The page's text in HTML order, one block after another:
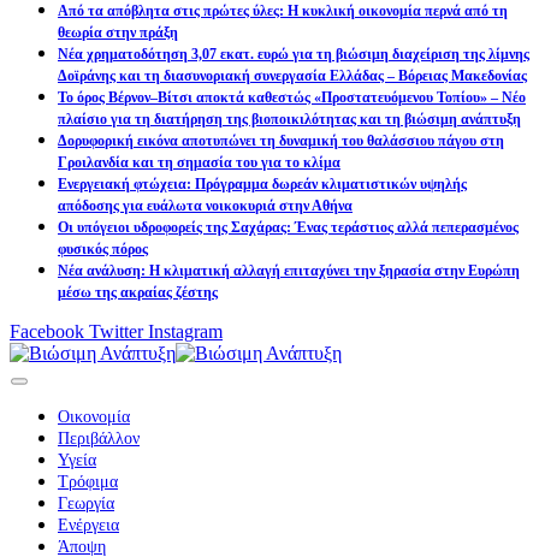
Από τα απόβλητα στις πρώτες ύλες: Η κυκλική οικονομία περνά από τη
θεωρία στην πράξη
Νέα χρηματοδότηση 3,07 εκατ. ευρώ για τη βιώσιμη διαχείριση της λίμνης
Δοϊράνης και τη διασυνοριακή συνεργασία Ελλάδας – Βόρειας Μακεδονίας
Το όρος Βέρνον–Βίτσι αποκτά καθεστώς «Προστατευόμενου Τοπίου» – Νέο
πλαίσιο για τη διατήρηση της βιοποικιλότητας και τη βιώσιμη ανάπτυξη
Δορυφορική εικόνα αποτυπώνει τη δυναμική του θαλάσσιου πάγου στη
Γροιλανδία και τη σημασία του για το κλίμα
Ενεργειακή φτώχεια: Πρόγραμμα δωρεάν κλιματιστικών υψηλής
απόδοσης για ευάλωτα νοικοκυριά στην Αθήνα
Οι υπόγειοι υδροφορείς της Σαχάρας: Ένας τεράστιος αλλά πεπερασμένος
φυσικός πόρος
Νέα ανάλυση: Η κλιματική αλλαγή επιταχύνει την ξηρασία στην Ευρώπη
μέσω της ακραίας ζέστης
Facebook Twitter Instagram
Οικονομία
Περιβάλλον
Υγεία
Τρόφιμα
Γεωργία
Ενέργεια
Άποψη